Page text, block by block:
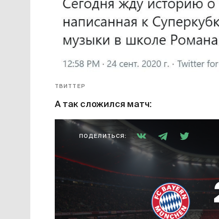
ТВИТТЕР
А так сложился матч:
ПОДЕЛИТЬСЯ: